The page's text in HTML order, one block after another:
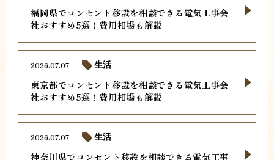
福岡県でコンセント移設を相談できる電気工事会
社おすすめ5選！費用相場も解説
東京都でコンセント移設を相談できる電気工事会
社おすすめ5選！費用相場も解説
2026.07.07 生活
神奈川県でコンセント移設を相談できる電気工事
2026.07.07 生活